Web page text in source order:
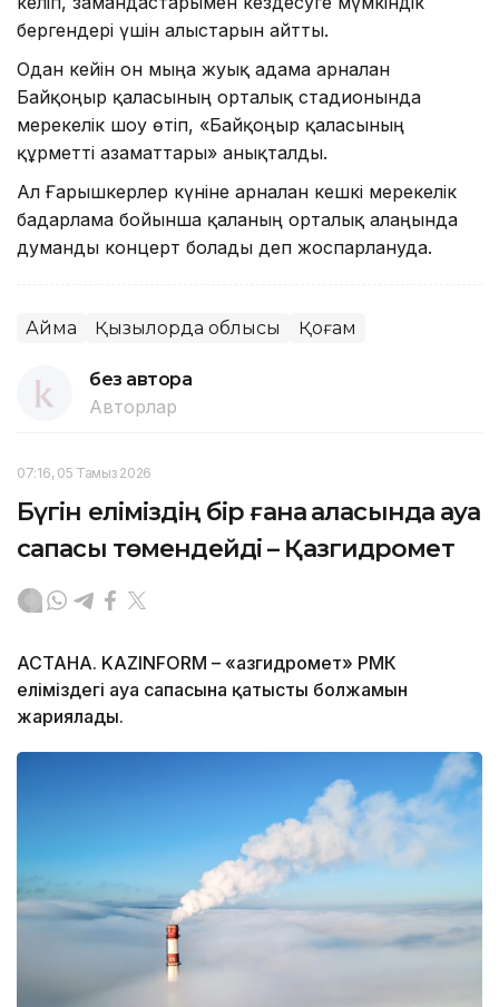
бергендері үшін алғыстарын айтты.
Одан кейін он мыңға жуық адамға арналған
Байқоңыр қаласының орталық стадионында
мерекелік шоу өтіп, «Байқоңыр қаласының
құрметті азаматтары» анықталды.
Ал Ғарышкерлер күніне арналған кешкі мерекелік
бағдарлама бойынша қаланың орталық алаңында
думанды концерт болады деп жоспарлануда.
Аймақ Қызылорда облысы Қоғам
без автора
Авторлар
07:16, 05 Тамыз 2026
Бүгін еліміздің бір ғана қаласында ауа
сапасы төмендейді – Қазгидромет
АСТАНА. KAZINFORM – «Қазгидромет» РМК
еліміздегі ауа сапасына қатысты болжамын
жариялады.